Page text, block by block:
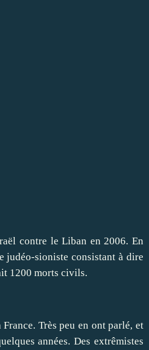
contre le Liban en 2006. En
judéo-sioniste consistant à dire
1200 morts civils.
Très peu en ont parlé, et
années. Des extrêmistes